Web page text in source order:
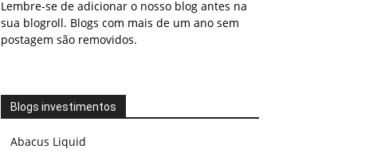
Lembre-se de adicionar o nosso blog antes na
sua blogroll. Blogs com mais de um ano sem
postagem são removidos.
Blogs investimentos
Abacus Liquid